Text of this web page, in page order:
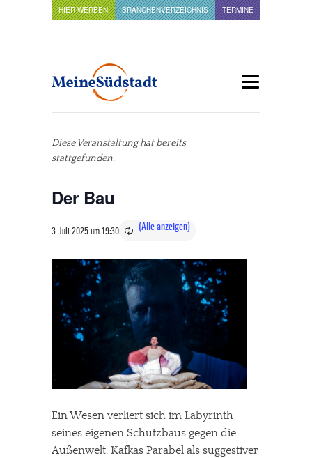
HIER WERBEN BRANCHENVERZEICHNIS TERMINE
Diese Veranstaltung hat bereits
stattgefunden.
Der Bau
3. Juli 2025 um 19:30
Ein Wesen verliert sich im Labyrinth
seines eigenen Schutzbaus gegen die
Außenwelt. Kafkas Parabel als suggestiver